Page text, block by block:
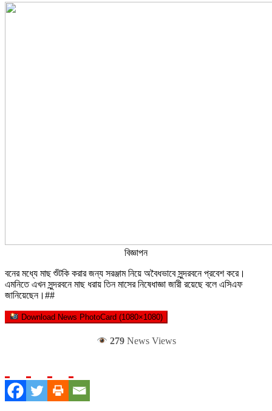
বিজ্ঞাপন
বনের মধ্যে মাছ শুঁটকি করার জন্য সরঞ্জাম নিয়ে অবৈধভাবে সুন্দরবনে প্রবেশ করে।
এমনিতে এখন সুন্দরবনে মাছ ধরায় তিন মাসের নিষেধাজ্ঞা জারী রয়েছে বলে এসিএফ
জানিয়েছেন।##
Download News PhotoCard (1080×1080)
279News Views